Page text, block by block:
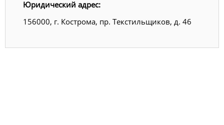
Юридический адрес:
156000, г. Кострома, пр. Текстильщиков, д. 46